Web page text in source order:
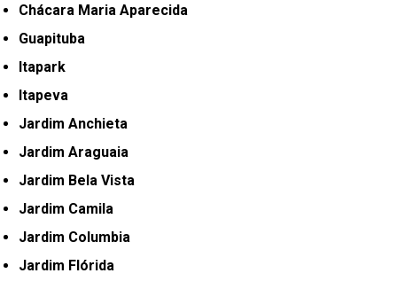
Chácara Maria Aparecida
Guapituba
Itapark
Itapeva
Jardim Anchieta
Jardim Araguaia
Jardim Bela Vista
Jardim Camila
Jardim Columbia
Jardim Flórida